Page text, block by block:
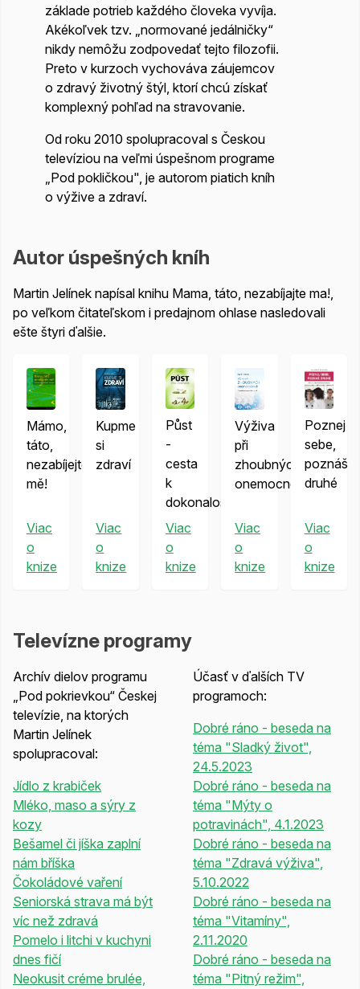
základe potrieb každého človeka vyvíja.
Akékoľvek tzv. „normované jedálničky“
nikdy nemôžu zodpovedať tejto filozofii.
Preto v kurzoch vychováva záujemcov
o zdravý životný štýl, ktorí chcú získať
komplexný pohľad na stravovanie.
Od roku 2010 spolupracoval s Českou
televíziou na veľmi úspešnom programe
„Pod pokličkou", je autorom piatich kníh
o výžive a zdraví.
Autor úspešných kníh
Martin Jelínek napísal knihu Mama, táto, nezabíjajte ma!,
po veľkom čitateľskom i predajnom ohlase nasledovali
ešte štyri ďalšie.
Mámo,
táto,
nezabíjejte
mě!
Viac
o
knize
Kupme
si
zdraví
Viac
o
knize
Půst
-
cesta
k
dokonalosti
Viac
o
knize
Výživa
při
zhoubných
onemocněních
Viac
o
knize
Poznej
sebe,
poznáš
druhé
Viac
o
knize
Televízne programy
Archív dielov programu
„Pod pokrievkou“ Českej
televízie, na ktorých
Martin Jelínek
spolupracoval:
Jídlo z krabiček
Mléko, maso a sýry z
kozy
Bešamel či jíška zaplní
nám bříška
Čokoládové vaření
Seniorská strava má být
víc než zdravá
Pomelo i litchi v kuchyni
dnes fičí
Neokusit créme brulée,
Účasť v ďalších TV
programoch:
Dobré ráno - beseda na
téma "Sladký život",
24.5.2023
Dobré ráno - beseda na
téma "Mýty o
potravinách", 4.1.2023
Dobré ráno - beseda na
téma "Zdravá výživa",
5.10.2022
Dobré ráno - beseda na
téma "Vitamíny",
2.11.2020
Dobré ráno - beseda na
téma "Pitný režim",